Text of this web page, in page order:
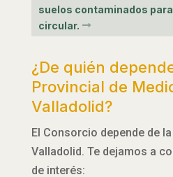
suelos contaminados
circular.
¿De quién
Provincial de
Valladolid?
El Consorcio depende de
Valladolid. Te dejamos a
de interés: